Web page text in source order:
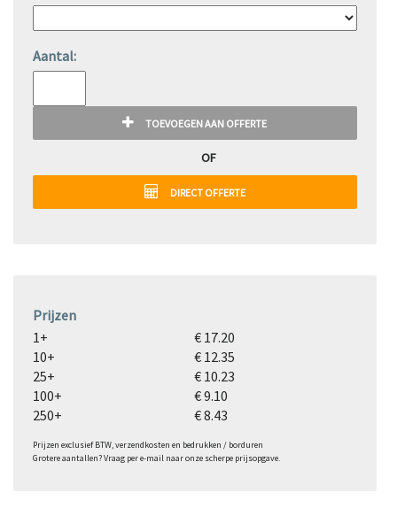
Aantal:
TOEVOEGEN AAN OFFERTE
OF
DIRECT OFFERTE
Prijzen
1+
€ 17.20
10+
€ 12.35
25+
€ 10.23
100+
€ 9.10
250+
€ 8.43
Prijzen exclusief BTW, verzendkosten en bedrukken / borduren
Grotere aantallen? Vraag per e-mail naar onze scherpe prijsopgave.